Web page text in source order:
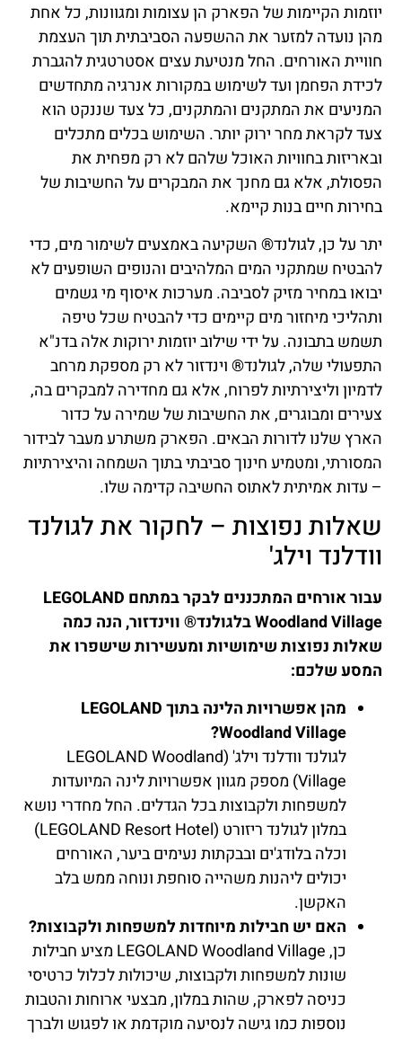
יוזמות הקיימות של הפארק הן עצומות ומגוונות, כל אחת
מהן נועדה למזער את ההשפעה הסביבתית תוך העצמת
חוויית האורחים. החל מנטיעת עצים אסטרטגית להגברת
לכידת הפחמן ועד לשימוש במקורות אנרגיה מתחדשים
המניעים את המתקנים והמתקנים, כל צעד שננקט הוא
צעד לקראת מחר ירוק יותר. השימוש בכלים מתכלים
ובאריזות בחוויות האוכל שלהם לא רק מפחית את
הפסולת, אלא גם מחנך את המבקרים על החשיבות של
בחירות חיים בנות קיימא.
יתר על כן, לגולנד® השקיעה באמצעים לשימור מים, כדי
להבטיח שמתקני המים המלהיבים והנופים השופעים לא
יבואו במחיר מזיק לסביבה. מערכות איסוף מי גשמים
ותהליכי מיחזור מים קיימים כדי להבטיח שכל טיפה
תשמש בתבונה. על ידי שילוב יוזמות ירוקות אלה בדנ"א
התפעולי שלה, לגולנד® וינדזור לא רק מספקת מרחב
לדמיון וליצירתיות לפרוח, אלא גם מחדירה למבקרים בה,
צעירים ומבוגרים, את החשיבות של שמירה על כדור
הארץ שלנו לדורות הבאים. הפארק משתרע מעבר לבידור
המסורתי, ומטמיע חינוך סביבתי בתוך השמחה והיצירתיות
– עדות אמיתית לאתוס החשיבה קדימה שלו.
שאלות נפוצות – לחקור את לגולנד
וודלנד וילג'
עבור אורחים המתכננים לבקר במתחם LEGOLAND
Woodland Village בלגולנד® ווינדזור, הנה כמה
שאלות נפוצות שימושיות ומעשירות שישפרו את
המסע שלכם:
מהן אפשרויות הלינה בתוך LEGOLAND
Woodland Village?
לגולנד וודלנד וילג' (LEGOLAND Woodland
Village) מספק מגוון אפשרויות לינה המיועדות
למשפחות ולקבוצות בכל הגדלים. החל מחדרי נושא
במלון לגולנד ריזורט (LEGOLAND Resort Hotel)
וכלה בלודג'ים ובבקתות נעימים ביער, האורחים
יכולים ליהנות משהייה סוחפת ונוחה ממש בלב
האקשן.
האם יש חבילות מיוחדות למשפחות ולקבוצות?
כן, LEGOLAND Woodland Village מציע חבילות
שונות למשפחות ולקבוצות, שיכולות לכלול כרטיסי
כניסה לפארק, שהות במלון, מבצעי ארוחות והטבות
נוספות כמו גישה לנסיעה מוקדמת או לפגוש ולברך